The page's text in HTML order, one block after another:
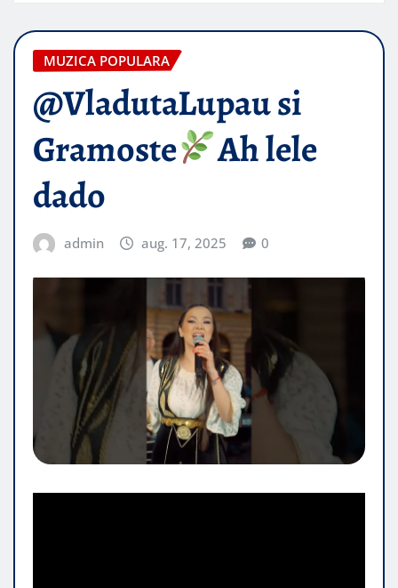
MUZICA POPULARA
@VladutaLupau si
Gramoste
Ah lele
dado
admin aug. 17, 2025 0